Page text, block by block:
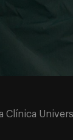
Clínica